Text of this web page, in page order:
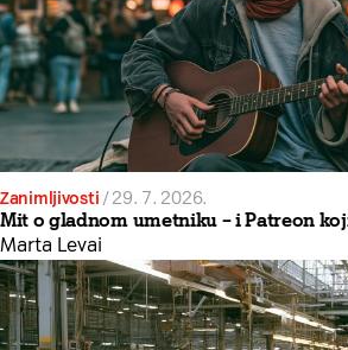
Zanimljivosti /29. 7. 2026.
Mit o gladnom umetniku – i Patreon
Marta Levai